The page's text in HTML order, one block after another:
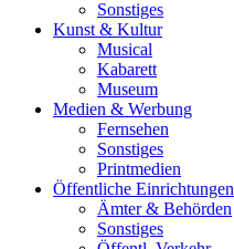
Sonstiges
Kunst & Kultur
Musical
Kabarett
Museum
Medien & Werbung
Fernsehen
Sonstiges
Printmedien
Öffentliche Einrichtungen
Ämter & Behörden
Sonstiges